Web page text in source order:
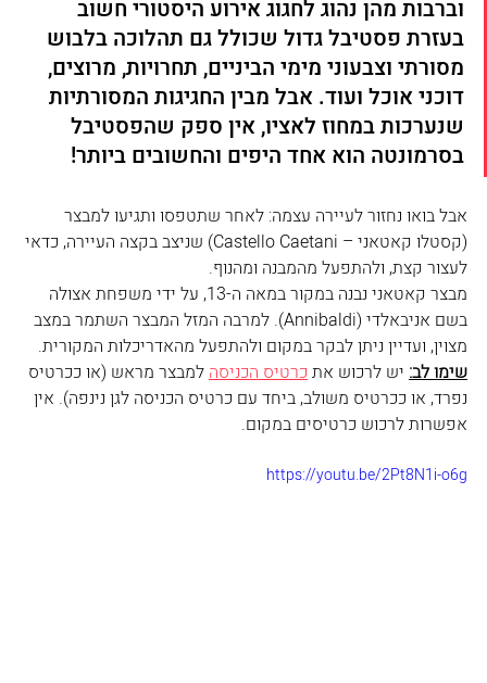
וברבות מהן נהוג לחגוג אירוע היסטורי חשוב
בעזרת פסטיבל גדול שכולל גם תהלוכה בלבוש
מסורתי וצבעוני מימי הביניים, תחרויות, מרוצים,
דוכני אוכל ועוד. אבל מבין החגיגות המסורתיות
שנערכות במחוז לאציו, אין ספק שהפסטיבל
בסרמונטה הוא אחד היפים והחשובים ביותר!
אבל בואו נחזור לעיירה עצמה: לאחר שתטפסו ותגיעו למבצר
(קסטלו קאטאני – Castello Caetani) שניצב בקצה העיירה, כדאי
לעצור קצת, ולהתפעל מהמבנה ומהנוף.
מבצר קאטאני נבנה במקור במאה ה-13, על ידי משפחת אצולה
בשם אניבאלדי (Annibaldi). למרבה המזל המבצר השתמר במצב
מצוין, ועדיין ניתן לבקר במקום ולהתפעל מהאדריכלות המקורית.
שימו לב: יש לרכוש את כרטיס הכניסה למבצר מראש (או ככרטיס
נפרד, או ככרטיס משולב, ביחד עם כרטיס הכניסה לגן נינפה). אין
אפשרות לרכוש כרטיסים במקום.
https://youtu.be/2Pt8N1i-o6g